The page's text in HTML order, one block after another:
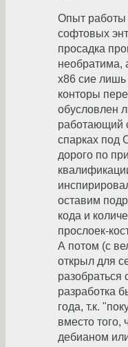
Опыт работы
софтовых
просадка
необратима,
x86 сие лишь
конторы
обусловлен
работающий
спарках под
дорого по
оставим
кода и
прослоек-
А потом (с
открыл для
разобраться
разработка
года, т.к.
вместо того,
дебианом